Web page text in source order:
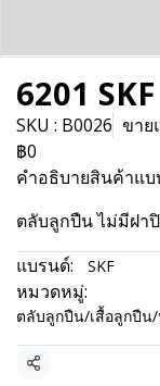
6201 SKF
SKU : B0026 ขาย
฿0
คำอธิบายสินค้าแบ
ตลับลูกปืน ไม่มีฝาปิ
แบรนด์:
SKF
หมวดหมู่:
ตลับลูกปืน/เสื้อลูกปืน
แชร์